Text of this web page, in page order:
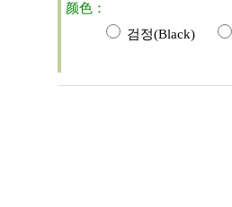
颜色：
검정(Black)